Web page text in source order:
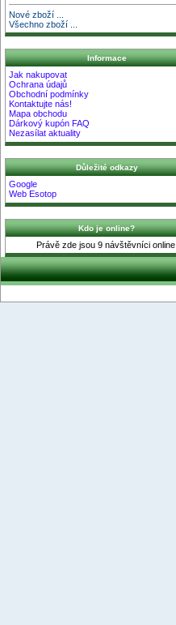
Nové zboží ...
Všechno zboží ...
Informace
Jak nakupovat
Ochrana údajů
Obchodní podmínky
Kontaktujte nás!
Mapa obchodu
Dárkový kupón FAQ
Nezasílat aktuality
Důležité odkazy
Google
Web Esotop
Kdo je online?
Právě zde jsou 9 návštěvníci online.